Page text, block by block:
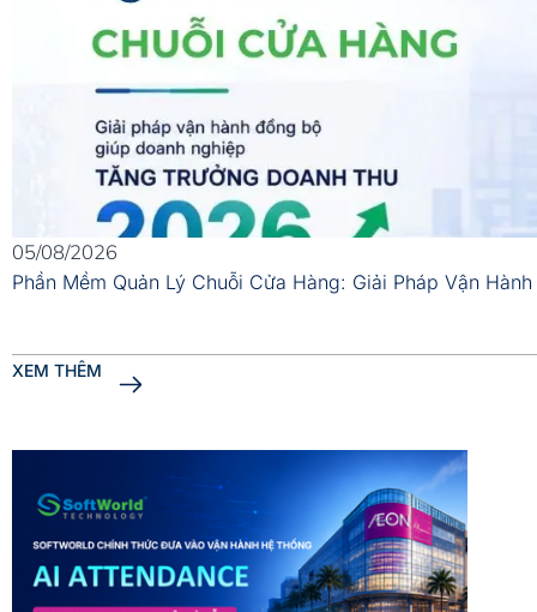
05/08/2026
Phần Mềm Quản Lý Chuỗi Cửa Hàng: Giải Pháp Vận
XEM THÊM